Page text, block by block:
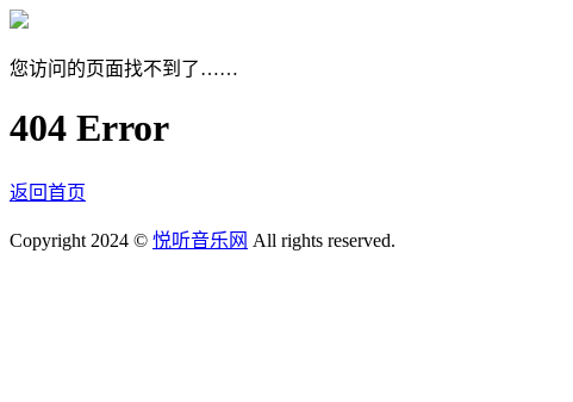
您访问的页面找不到了……
404 Error
返回首页
Copyright 2024 © 悦听音乐网 All rights reserved.